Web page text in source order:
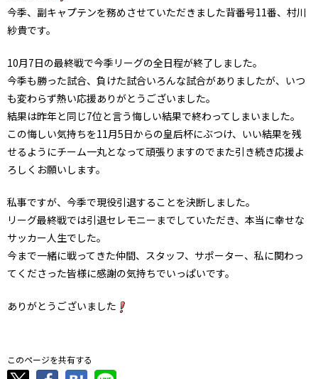
今季、副キャプテンを務めさせていただきました背番号11番、村川
紗貴です。
10月7日の最終戦で今季リーグの全日程が終了しました。
今季も勝った試合、負けた試合いろんな試合がありましたが、いつ
も変わらず熱い応援ありがとうございました。
結果は昨年と同じ7位と言う悔しい結果で終わってしまいました。
この悔しい気持ちを11月5日からの皇后杯にぶつけ、いい結果を残
せるようにチーム一丸となって頑張りますのでまた引き続き応援よ
ろしくお願いします。
私事ですが、今季で現役引退することを決断しました。
リーグ最終戦では引退セレモニーまでしていただき、本当に幸せな
サッカー人生でした。
今まで一緒に戦ってきた仲間、スタッフ、サポーター、私に関わっ
てくださった皆様に感謝の気持ちでいっぱいです。
ありがとうございました
このページを共有する